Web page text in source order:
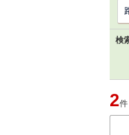
検
2件